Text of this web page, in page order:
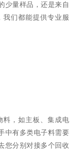
少量样品，还是来自
们都能提供专业服
料，如主板、集成电
中有多类电子料需要
您分别对接多个回收